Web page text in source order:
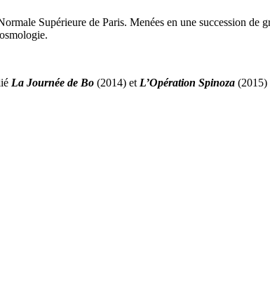
Supérieure de Paris. Menées en une succession de
La Journée de Bo (2014) et L’Opération Spinoza (2015)